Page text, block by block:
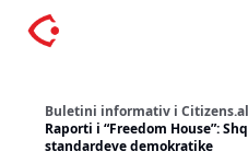
Buletini informativ i Citizens.al
Raporti i “Freedom House”:
standardeve demokratike